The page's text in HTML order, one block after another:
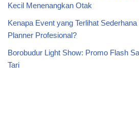
Kecil Menenangkan Otak
Kenapa Event yang Terlihat
Planner Profesional?
Borobudur Light Show: Promo Flash
Tari